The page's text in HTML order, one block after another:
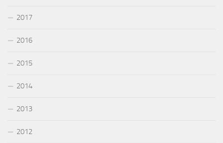
2017
2016
2015
2014
2013
2012